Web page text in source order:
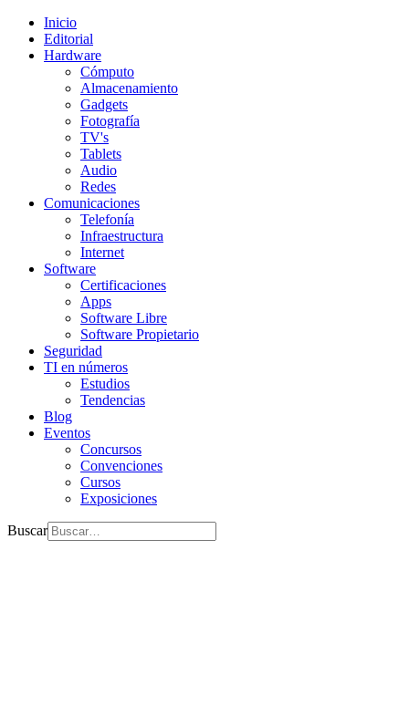
Inicio
Editorial
Hardware
Cómputo
Almacenamiento
Gadgets
Fotografía
TV's
Tablets
Audio
Redes
Comunicaciones
Telefonía
Infraestructura
Internet
Software
Certificaciones
Apps
Software Libre
Software Propietario
Seguridad
TI en números
Estudios
Tendencias
Blog
Eventos
Concursos
Convenciones
Cursos
Exposiciones
Buscar